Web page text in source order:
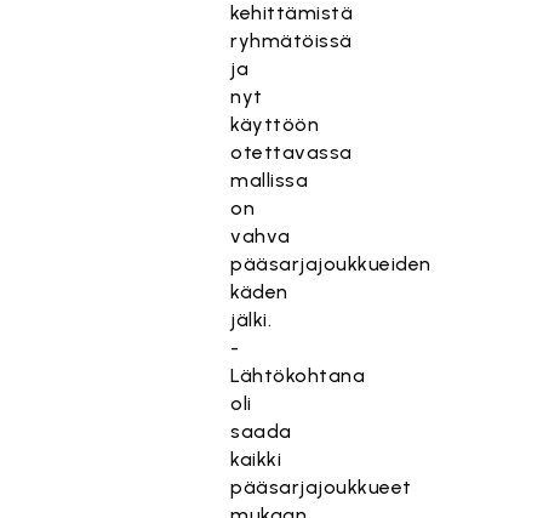
kehittämistä
ryhmätöissä
ja
nyt
käyttöön
otettavassa
mallissa
on
vahva
pääsarjajoukkueiden
käden
jälki.
-
Lähtökohtana
oli
saada
kaikki
pääsarjajoukkueet